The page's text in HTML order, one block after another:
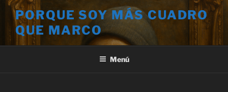
Saltar
contenido
PORQUE SOY MÁS CUADRO
QUE MARCO
Menú